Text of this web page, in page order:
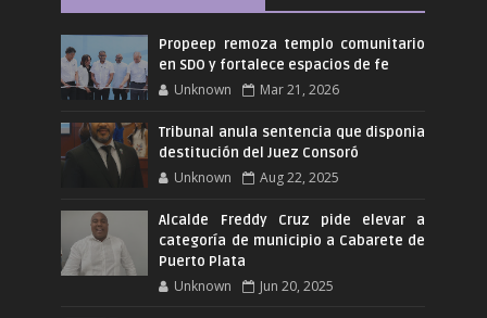
Propeep remoza templo comunitario
en SDO y fortalece espacios de fe
Unknown Mar 21, 2026
Tribunal anula sentencia que disponia
destitución del Juez Consoró
Unknown Aug 22, 2025
Alcalde Freddy Cruz pide elevar a
categoría de municipio a Cabarete de
Puerto Plata
Unknown Jun 20, 2025